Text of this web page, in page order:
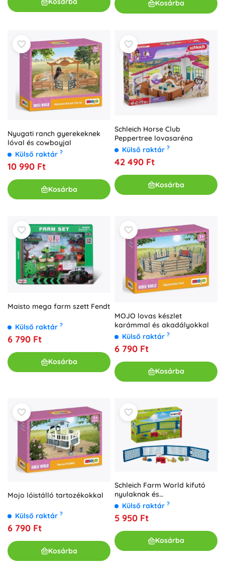
Kosárba
Nyugati ranch gyerekeknek
lóval és cowboyjal
Külső raktár ?
10 990 Ft
Kosárba
Schleich Horse Club
Peppertree lovasaréna
Külső raktár ?
42 490 Ft
Kosárba
Maisto mega farm szett Fendt
Külső raktár ?
6 790 Ft
Kosárba
MOJO lovas készlet
karámmal és akadályokkal
Külső raktár ?
6 790 Ft
Kosárba
Mojo lóistálló tartozékokkal
Külső raktár ?
6 790 Ft
Kosárba
Schleich Farm World kifutó
nyulaknak és
tengerimalacoknak
Külső raktár ?
5 950 Ft
Kosárba